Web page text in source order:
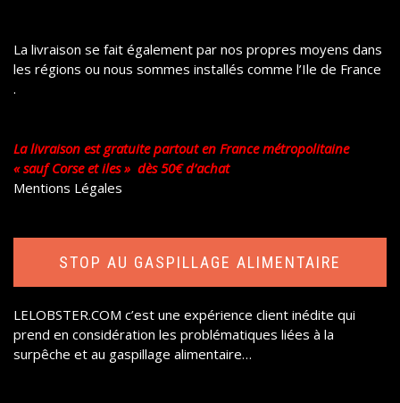
La livraison se fait également par nos propres moyens dans
les régions ou nous sommes installés comme l’Ile de France
.
La livraison est gratuite partout en France métropolitaine
« sauf Corse et iles » dès 50€ d’achat
Mentions Légales
STOP AU GASPILLAGE ALIMENTAIRE
LELOBSTER.COM c’est une expérience client inédite qui
prend en considération les problématiques liées à la
surpêche et au gaspillage alimentaire…